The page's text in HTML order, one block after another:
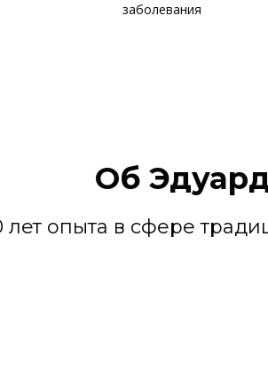
заболевания
Об
лет опыта в сфере